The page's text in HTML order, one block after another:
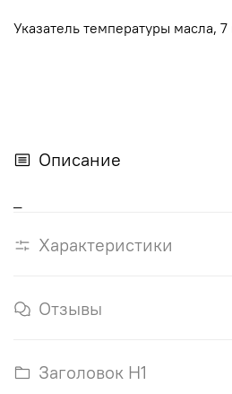
Указатель температуры масла,
Описание
Характеристики
Отзывы
Заголовок H1